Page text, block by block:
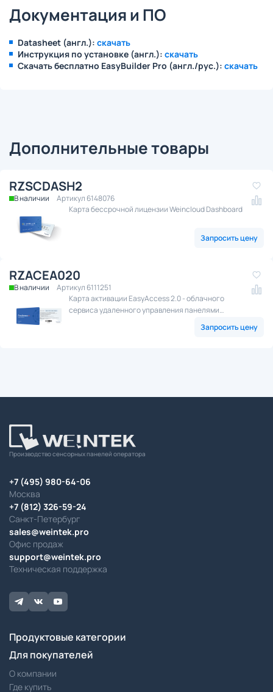
Документация и ПО
Datasheet (англ.): скачать
Инструкция по установке (англ.): скачать
Скачать бесплатно EasyBuilder Pro (англ./рус.): скачать
Дополнительные товары
RZSCDASH2
В наличии
Артикул 6148076
Карта бессрочной лицензии Weincloud Dashboard
Запросить цену
RZACEA020
В наличии
Артикул 6111251
Карта активации EasyAccess 2.0 - облачного
сервиса удаленного управления панелями
Запросить цену
Производство сенсорных панелей оператора
Москва
+7 (495) 980-64-06
Офис продаж
sales@weintek.pro
Санкт-Петербург
+7 (812) 326-59-24
Техническая поддержка
support@weintek.pro
Продуктовые категории
Для покупателей
О компании
Где купить